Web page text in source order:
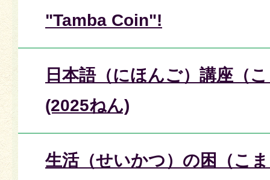
"Tamba Coin"!
日本語（にほんご）講座（
(2025ねん)
生活（せいかつ）の困（こ